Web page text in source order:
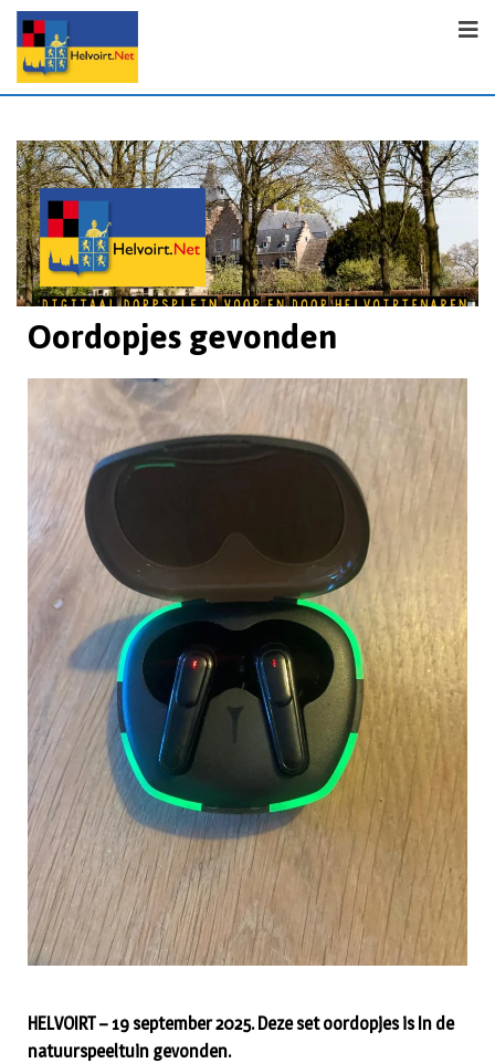
Oordopjes gevonden
HELVOIRT – 19 september 2025. Deze set oordopjes is In de
natuurspeeltuin gevonden.